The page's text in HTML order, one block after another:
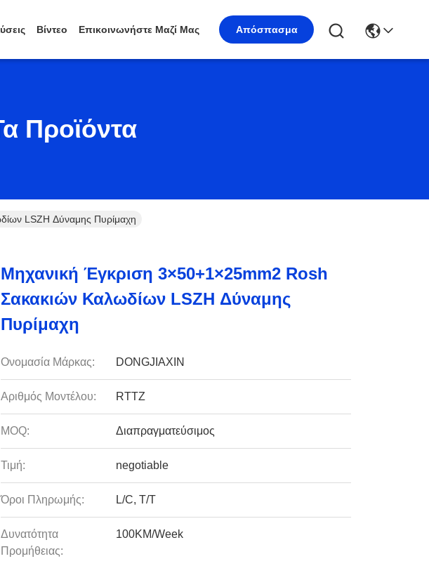
Βίντεο Επικοινωνήστε Μαζί Μας Απόσπασμα
Προϊόντα
LSZH Δύναμης Πυρίμαχη
Μηχανική Έγκριση 3×50+1×25mm2 Rosh
Σακακιών Καλωδίων LSZH Δύναμης
Πυρίμαχη
Ονομασία Μάρκας: DONGJIAXIN
Αριθμός Μοντέλου: RTTZ
MOQ: Διαπραγματεύσιμος
Τιμή: negotiable
Όροι Πληρωμής: L/C, T/T
Δυνατότητα
Προμήθειας:
100KM/Week